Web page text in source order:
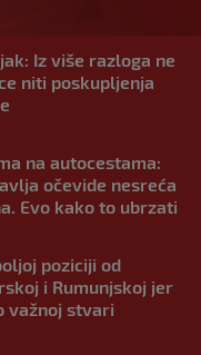
Iz više razloga ne
niti poskupljenja
na autocestama:
očevide nesreća
Evo kako to ubrzati
poziciji od
i Rumunjskoj jer
važnoj stvari